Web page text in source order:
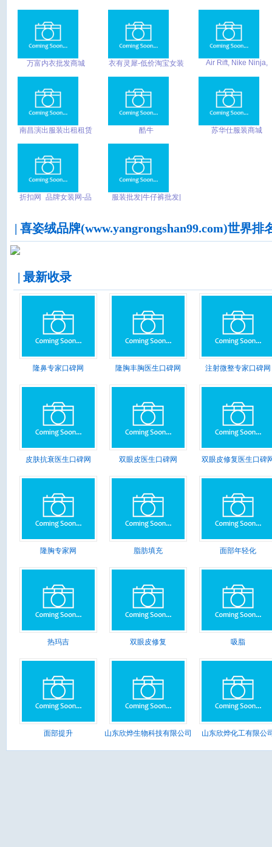
万富内衣批发商城
衣有灵犀-低价淘宝女装
10元牛仔裤批发品牌女
裤买衣服网站
Air Rift, Nike Ninja,
南昌演出服装出租租赁
租赁_南昌火凤凰舞艺
坊
酷牛 苏华仕服装商城
折扣网_品牌女装网-品
服装批发|牛仔裤批发|
| 喜姿绒品牌(www.yangrongshan99.com)世界排
| 最新收录
隆鼻专家口碑网 隆胸丰胸医生口碑网 注射微整专家口碑网
皮肤抗衰医生口碑网 双眼皮医生口碑网 双眼皮修复医生口碑
隆胸专家网 脂肪填充 面部年轻化
热玛吉 双眼皮修复 吸脂
面部提升 山东欣烨生物科技有限公司 山东欣烨化工有限公